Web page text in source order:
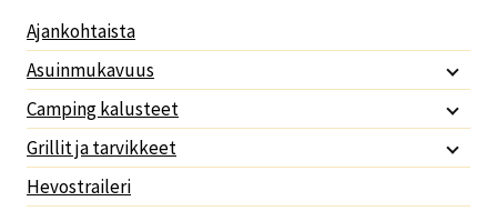
Ajankohtaista
Asuinmukavuus
Camping kalusteet
Grillit ja tarvikkeet
Hevostraileri